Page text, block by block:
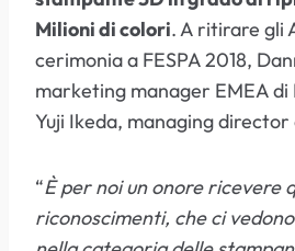
Milioni di colori. A ritirare gli
cerimonia a FESPA 2018,
marketing manager EMEA di
Yuji Ikeda, managing director
“È per noi un onore ricevere
riconoscimenti, che ci